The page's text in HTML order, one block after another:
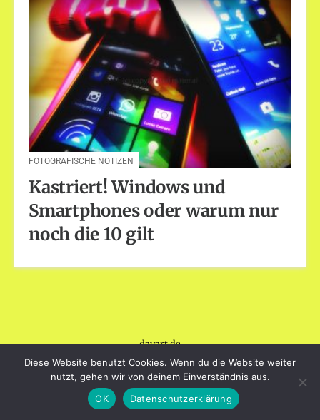
FOTOGRAFISCHE NOTIZEN
Kastriert! Windows und
Smartphones oder warum nur
noch die 10 gilt
dayart.de
Stolz präsentiert von WordPress
Theme: Loose von
BlogOnYourOwn.com
Diese Website benutzt Cookies. Wenn du die Website weiter
nutzt, gehen wir von deinem Einverständnis aus.
OK
Datenschutzerklärung